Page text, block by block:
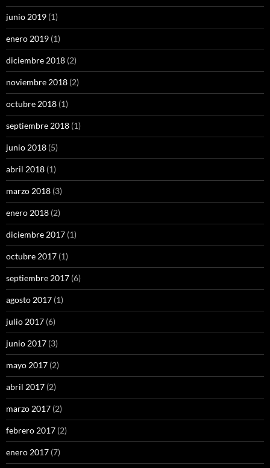
junio 2019 (1)
enero 2019 (1)
diciembre 2018 (2)
noviembre 2018 (2)
octubre 2018 (1)
septiembre 2018 (1)
junio 2018 (5)
abril 2018 (1)
marzo 2018 (3)
enero 2018 (2)
diciembre 2017 (1)
octubre 2017 (1)
septiembre 2017 (6)
agosto 2017 (1)
julio 2017 (6)
junio 2017 (3)
mayo 2017 (2)
abril 2017 (2)
marzo 2017 (2)
febrero 2017 (2)
enero 2017 (7)